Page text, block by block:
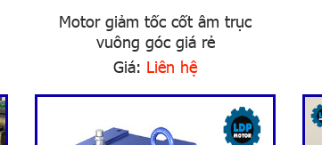
Motor giảm tốc cốt âm trục
vuông góc giá rẻ
Giá: Liên hệ